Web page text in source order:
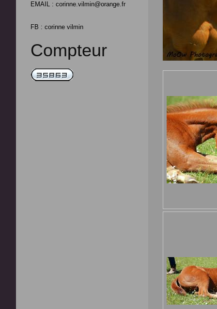
EMAIL : corinne.vilmin@orange.fr
FB : corinne vilmin
Compteur